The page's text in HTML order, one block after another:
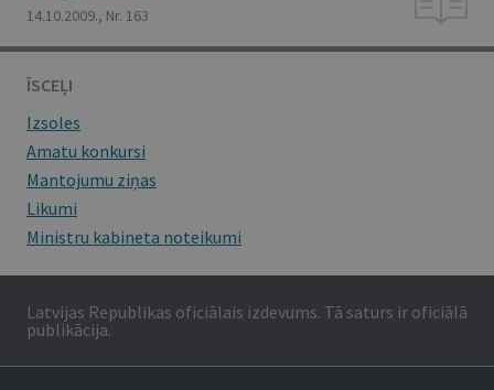
14.10.2009., Nr. 163
ĪSCEĻI
Izsoles
Amatu konkursi
Mantojumu ziņas
Likumi
Ministru kabineta noteikumi
Latvijas Republikas oficiālais izdevums. Tā saturs ir oficiālā
publikācija.